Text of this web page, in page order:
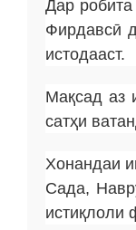
Дар
Фирдавсӣ
истодааст.
Мақсад аз
сатҳи
Хонандаи
Сада,
истиқлоли